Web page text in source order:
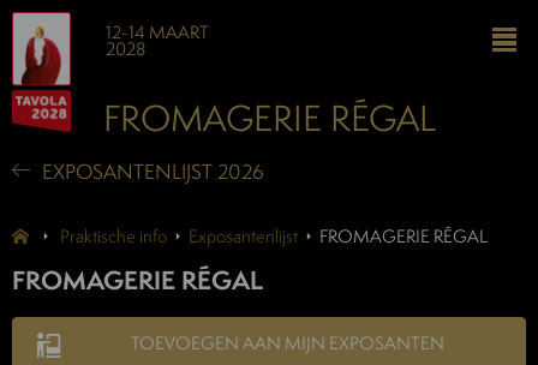
12-14 MAART
2028
FROMAGERIE RÉGAL
EXPOSANTENLIJST 2026
Praktische info Exposantenlijst FROMAGERIE RÉGAL
FROMAGERIE RÉGAL
TOEVOEGEN AAN MIJN EXPOSANTEN